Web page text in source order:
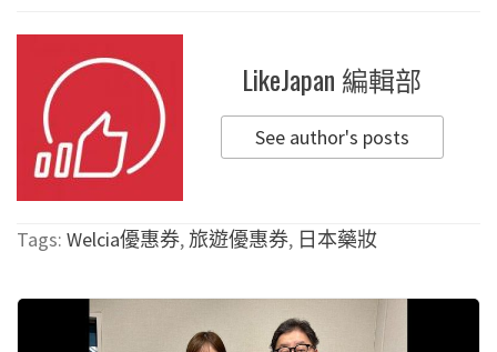
LikeJapan 編輯部
See author's posts
Tags: Welcia優惠券, 旅遊優惠券, 日本藥妝